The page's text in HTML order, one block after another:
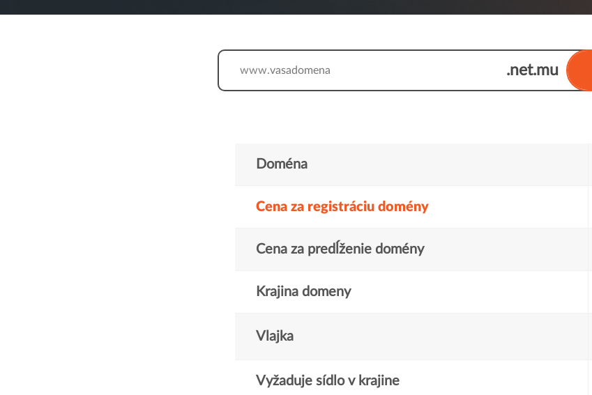
.net.mu
www.
Doména
Cena za registráciu domény
Cena za predĺženie domény
Krajina domeny
Vlajka
Vyžaduje sídlo v krajine